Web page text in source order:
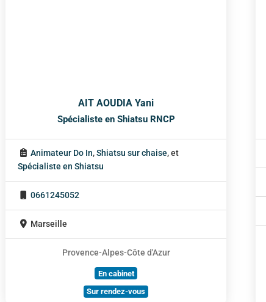
AIT AOUDIA Yani
Spécialiste en Shiatsu RNCP
Animateur Do In,Shiatsu sur chaise, et
Spécialiste en Shiatsu
0661245052
Marseille
Provence-Alpes-Côte d'Azur
En cabinet
Sur rendez-vous